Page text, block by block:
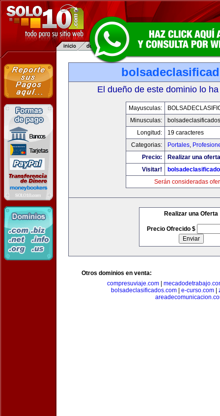
El dueño de este dominio lo
Mayusculas:
Minusculas:
Longitud:
19 caracteres
Categorias:
Portales,
Precio:
Realizar una
Visitar!
Serán consideradas
Realizar una Oferta
Precio Ofrecido $
Otros dominios en venta:
compresuviaje.com
bolsadeclasificados.com
e-curso.com